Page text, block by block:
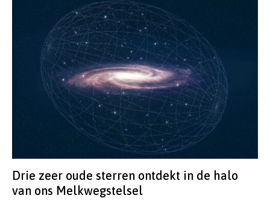
Drie zeer oude sterren ontdekt in de halo
van ons Melkwegstelsel